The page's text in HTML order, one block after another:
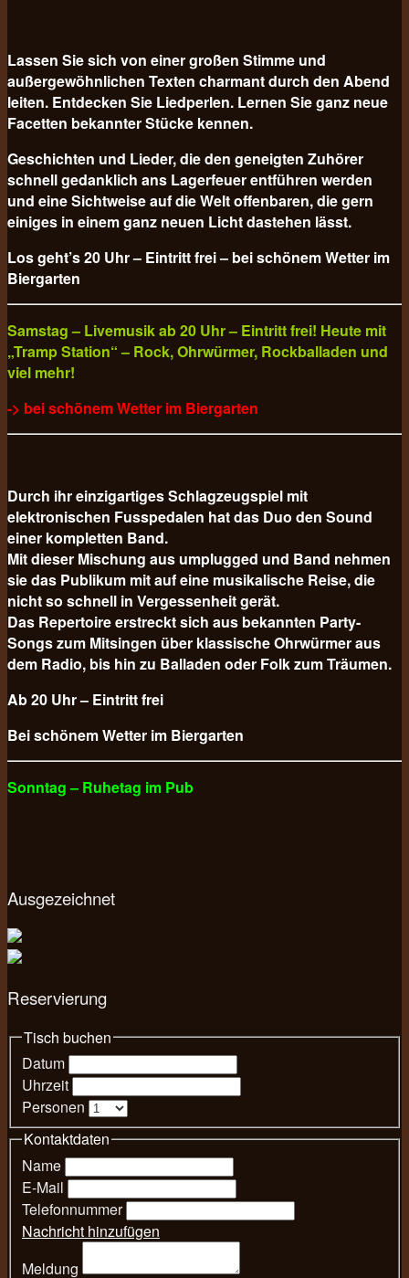
Lassen Sie sich von einer großen Stimme und
außergewöhnlichen Texten charmant durch den Abend
leiten. Entdecken Sie Liedperlen. Lernen Sie ganz neue
Facetten bekannter Stücke kennen.
Geschichten und Lieder, die den geneigten Zuhörer
schnell gedanklich ans Lagerfeuer entführen werden
und eine Sichtweise auf die Welt offenbaren, die gern
einiges in einem ganz neuen Licht dastehen lässt.
Los geht’s 20 Uhr – Eintritt frei – bei schönem Wetter im
Biergarten
Samstag – Livemusik ab 20 Uhr – Eintritt frei! Heute mit
„Tramp Station“ – Rock, Ohrwürmer, Rockballaden und
viel mehr!
-> bei schönem Wetter im Biergarten
Durch ihr einzigartiges Schlagzeugspiel mit
elektronischen Fusspedalen hat das Duo den Sound
einer kompletten Band.
Mit dieser Mischung aus umplugged und Band nehmen
sie das Publikum mit auf eine musikalische Reise, die
nicht so schnell in Vergessenheit gerät.
Das Repertoire erstreckt sich aus bekannten Party-
Songs zum Mitsingen über klassische Ohrwürmer aus
dem Radio, bis hin zu Balladen oder Folk zum Träumen.
Ab 20 Uhr – Eintritt frei
Bei schönem Wetter im Biergarten
Sonntag – Ruhetag im Pub
Ausgezeichnet
Reservierung
Tisch buchen
Datum
Uhrzeit
Personen
Kontaktdaten
Name
E-Mail
Telefonnummer
Nachricht hinzufügen
Meldung